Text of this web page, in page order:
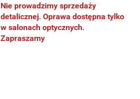
Nie prowadzimy sprzedaży
detalicznej. Oprawa dostępna tylko
w salonach optycznych.
Zapraszamy